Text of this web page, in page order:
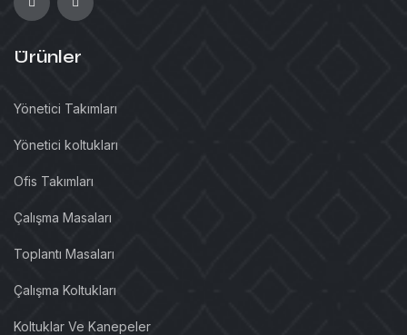
Ürünler
Yönetici Takımları
Yönetici koltukları
Ofis Takımları
Çalışma Masaları
Toplantı Masaları
Çalışma Koltukları
Koltuklar Ve Kanepeler